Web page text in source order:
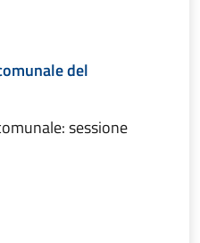
del
sessione